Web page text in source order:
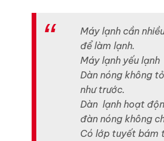
Máy lạnh cần
để làm lạnh.
Máy lạnh yếu lạnh
Dàn nóng không
như trước.
Dàn lạnh hoạt
đàn nóng không
Có lớp tuyết bám